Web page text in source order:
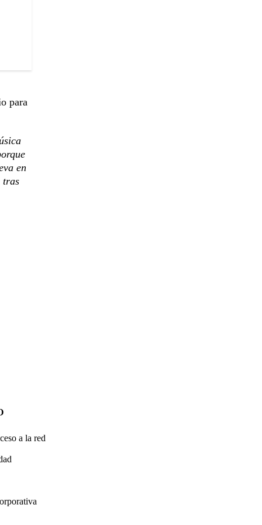
para
en
tras
a la red